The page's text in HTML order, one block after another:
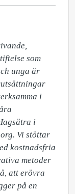
som
unga är
i
i
Vi stöttar
kostnadsfria
metoder
att erövra
på en